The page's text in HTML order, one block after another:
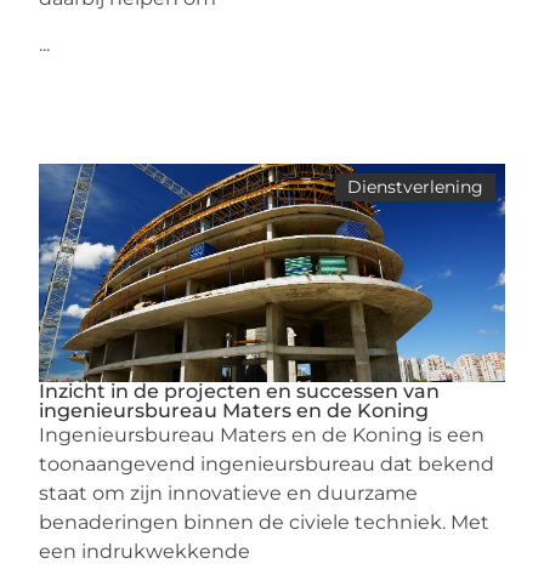
...
Dienstverlening
Inzicht in de projecten en successen van
ingenieursbureau Maters en de Koning
Ingenieursbureau Maters en de Koning is een
toonaangevend ingenieursbureau dat bekend
staat om zijn innovatieve en duurzame
benaderingen binnen de civiele techniek. Met
een indrukwekkende